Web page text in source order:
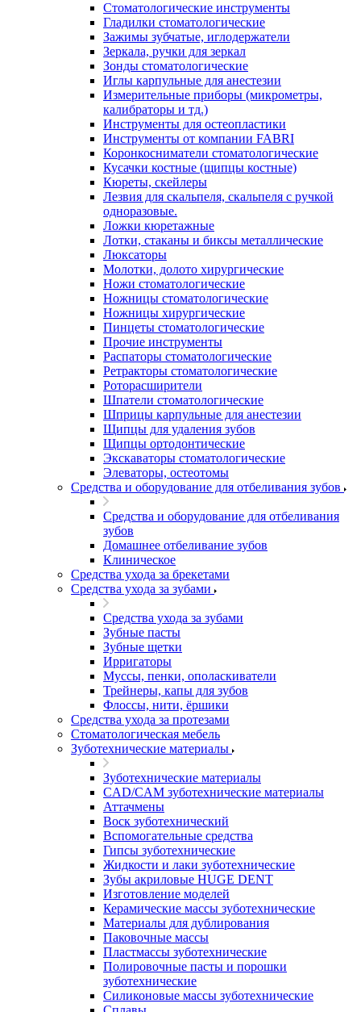
Стоматологические инструменты
Гладилки стоматологические
Зажимы зубчатые, иглодержатели
Зеркала, ручки для зеркал
Зонды стоматологические
Иглы карпульные для анестезии
Измерительные приборы (микрометры,
калибраторы и тд.)
Инструменты для остеопластики
Инструменты от компании FABRI
Коронкосниматели стоматологические
Кусачки костные (щипцы костные)
Кюреты, скейлеры
Лезвия для скальпеля, скальпеля с ручкой
одноразовые.
Ложки кюретажные
Лотки, стаканы и биксы металлические
Люксаторы
Молотки, долото хирургические
Ножи стоматологические
Ножницы стоматологические
Ножницы хирургические
Пинцеты стоматологические
Прочие инструменты
Распаторы стоматологические
Ретракторы стоматологические
Роторасширители
Шпатели стоматологические
Шприцы карпульные для анестезии
Щипцы для удаления зубов
Щипцы ортодонтические
Экскаваторы стоматологические
Элеваторы, остеотомы
Средства и оборудование для отбеливания зубов
Средства и оборудование для отбеливания
зубов
Домашнее отбеливание зубов
Клиническое
Средства ухода за брекетами
Средства ухода за зубами
Средства ухода за зубами
Зубные пасты
Зубные щетки
Ирригаторы
Муссы, пенки, ополаскиватели
Трейнеры, капы для зубов
Флоссы, нити, ёршики
Средства ухода за протезами
Стоматологическая мебель
Зуботехнические материалы
Зуботехнические материалы
CAD/CAM зуботехнические материалы
Аттачмены
Воск зуботехнический
Вспомогательные средства
Гипсы зуботехнические
Жидкости и лаки зуботехнические
Зубы акриловые HUGE DENT
Изготовление моделей
Керамические массы зуботехнические
Материалы для дублирования
Паковочные массы
Пластмассы зуботехнические
Полировочные пасты и порошки
зуботехнические
Силиконовые массы зуботехнические